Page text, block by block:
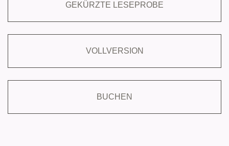
GEKÜRZTE LESEPROBE
VOLLVERSION
BUCHEN